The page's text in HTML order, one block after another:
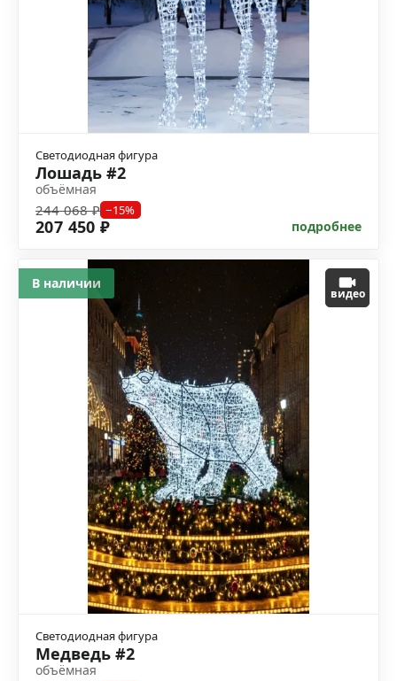
Светодиодная фигура
Лошадь #2
объёмная
244 068 ₽ −15%
207 450 ₽ подробнее
видео
Светодиодная фигура
Медведь #2
объёмная
В наличии